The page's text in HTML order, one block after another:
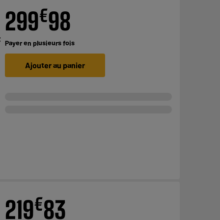
299€98
Payer en plusieurs fois
Ajouter au panier
219€83